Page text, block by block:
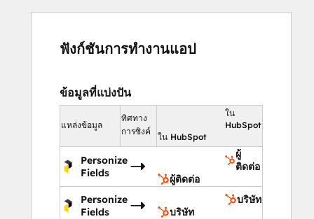
ฟังก์ชันการทำงานแอป
ข้อมูลที่แบ่งปัน
แหล่งข้อมูล
ทิศทาง
การซิงค์
ใน
HubSpot
ใน HubSpot
Personize
Fields
ผู้
ติดต่อ
ผู้ติดต่อ
Personize
Fields
บริษัท
บริษัท